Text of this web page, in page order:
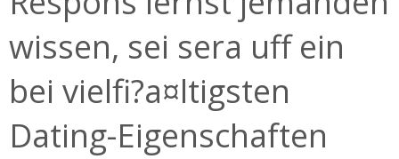
wissen, sei sera uff ein
bei vielfi?a¤ltigsten
Dating-Eigenschaften